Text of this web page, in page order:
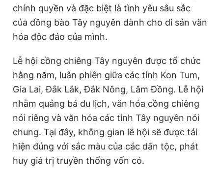
chính quyền và đặc biệt là tình yêu sâu sắc
của đồng bào Tây nguyên dành cho di sản văn
hóa độc đáo của mình.
Lễ hội cồng chiêng Tây nguyên được tổ chức
hằng năm, luân phiên giữa các tỉnh Kon Tum,
Gia Lai, Đắk Lắk, Đắk Nông, Lâm Đồng. Lễ hội
nhằm quảng bá du lịch, văn hóa cồng chiêng
nói riêng và văn hóa các tỉnh Tây nguyên nói
chung. Tại đây, không gian lễ hội sẽ được tái
hiện đúng với sắc màu của các dân tộc, phát
huy giá trị truyền thống vốn có.